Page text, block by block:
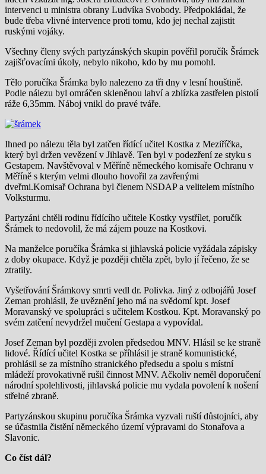
intervenci u ministra obrany Ludvíka Svobody. Předpokládal, že
bude třeba vlivné intervence proti tomu, kdo jej nechal zajistit
ruskými vojáky.
Všechny členy svých partyzánských skupin pověřil poručík Šrámek
zajišťovacími úkoly, nebylo nikoho, kdo by mu pomohl.
Tělo poručíka Šrámka bylo nalezeno za tři dny v lesní houštině.
Podle nálezu byl omráčen skleněnou lahví a zblízka zastřelen pistolí
ráže 6,35mm. Náboj vnikl do pravé tváře.
Ihned po nálezu těla byl zatčen řídící učitel Kostka z Meziříčka,
který byl držen vevězení v Jihlavě. Ten byl v podezření ze styku s
Gestapem. Navštěvoval v Měříně německého komisaře Ochranu v
Měříně s kterým velmi dlouho hovořil za zavřenými
dveřmi.Komisař Ochrana byl členem NSDAP a velitelem místního
Volksturmu.
Partyzáni chtěli rodinu řídícího učitele Kostky vystřílet, poručík
Šrámek to nedovolil, že má zájem pouze na Kostkovi.
Na manželce poručíka Šrámka si jihlavská policie vyžádala zápisky
z doby okupace. Když je později chtěla zpět, bylo jí řečeno, že se
ztratily.
Vyšetřování Šrámkovy smrti vedl dr. Polivka. Jiný z odbojářů Josef
Zeman prohlásil, že uvěznění jeho má na svědomí kpt. Josef
Moravanský ve spolupráci s učitelem Kostkou. Kpt. Moravanský po
svém zatčení nevydržel mučení Gestapa a vypovídal.
Josef Zeman byl později zvolen předsedou MNV. Hlásil se ke straně
lidové. Řídící učitel Kostka se příhlásil je straně komunistické,
prohlásil se za místního stranického předsedu a spolu s místní
mládeží provokativně rušil činnost MNV. Ačkoliv neměl doporučení
národní spolehlivosti, jihlavská policie mu vydala povolení k nošení
střelné zbraně.
Partyzánskou skupinu poručíka Šrámka vyzvali ruští důstojníci, aby
se účastnila čistění německého území výpravami do Stonařova a
Slavonic.
Co číst dál?